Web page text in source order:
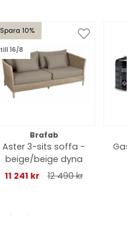
Spara 10%
till 16/8
Brafab
Aster 3-sits soffa -
beige/beige dyna
11 241 kr
12 490 kr